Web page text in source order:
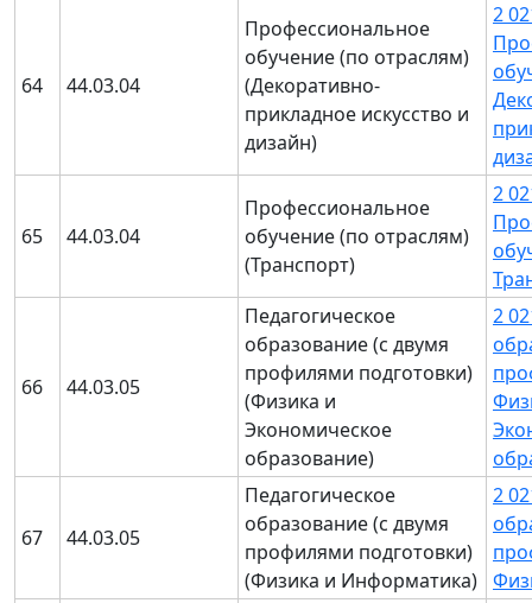
64 44.03.04
Профессиональное
обучение (по отраслям)
(Декоративно-
прикладное искусство и
дизайн)
2
65 44.03.04
Профессиональное
обучение (по отраслям)
(Транспорт)
2
66 44.03.05
Педагогическое
образование (с двумя
профилями подготовки)
(Физика и
Экономическое
образование)
2
67 44.03.05
Педагогическое
образование (с двумя
профилями подготовки)
(Физика и Информатика)
2